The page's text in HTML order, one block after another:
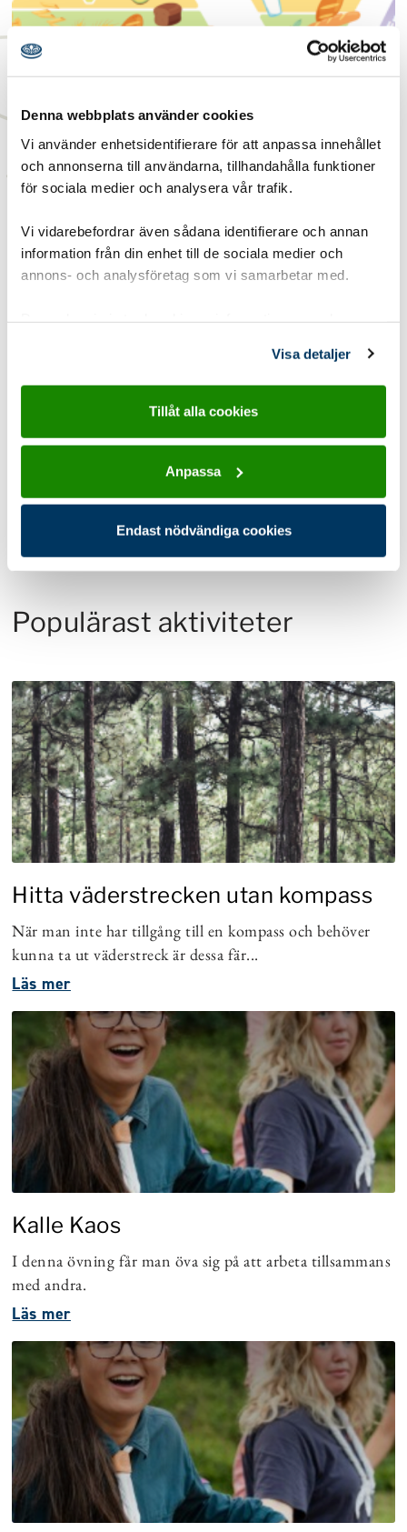
Denna webbplats använder cookies
Vi använder enhetsidentifierare för att anpassa innehållet
och annonserna till användarna, tillhandahålla funktioner
för sociala medier och analysera vår trafik.
Vi vidarebefordrar även sådana identifierare och annan
information från din enhet till de sociala medier och
annons- och analysföretag som vi samarbetar med.
samlat in när du har använt deras tjänster.
Visa detaljer
Tillåt alla cookies
Anpassa
Endast nödvändiga cookies
Den här aktiviteten handlar om att förstå hur dina
dagliga matval påverkar miljön, och hur...
Läs mer
Land och rike
Populärast aktiviteter
Hitta väderstrecken utan kompass
När man inte har tillgång till en kompass och behöver
kunna ta ut väderstreck är dessa fär...
Läs mer
Kalle Kaos
I denna övning får man öva sig på att arbeta tillsammans
med andra.
Läs mer